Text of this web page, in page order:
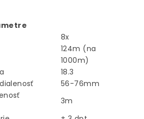
8x
124m (na
1000m)
18.3
56-76mm
3m